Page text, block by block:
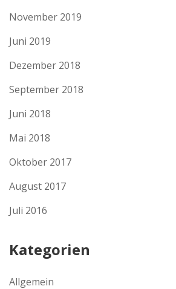
November 2019
Juni 2019
Dezember 2018
September 2018
Juni 2018
Mai 2018
Oktober 2017
August 2017
Juli 2016
Kategorien
Allgemein